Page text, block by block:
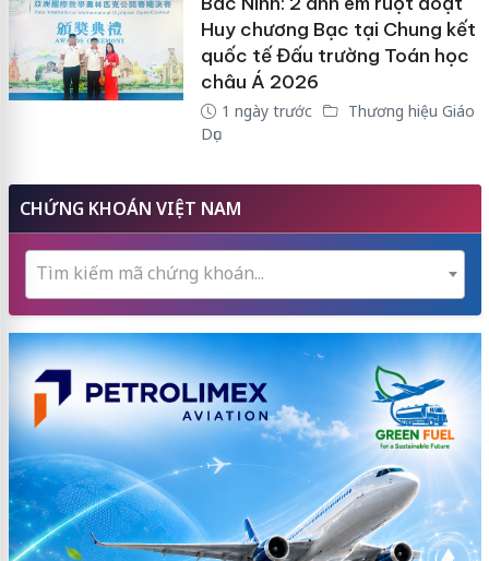
Huy chương Bạc tại Chung kết
quốc tế Đấu trường Toán học
châu Á 2026
1 ngày trước
Thương hiệu Giáo
Dục
CHỨNG KHOÁN VIỆT NAM
Tìm kiếm mã chứng khoán...